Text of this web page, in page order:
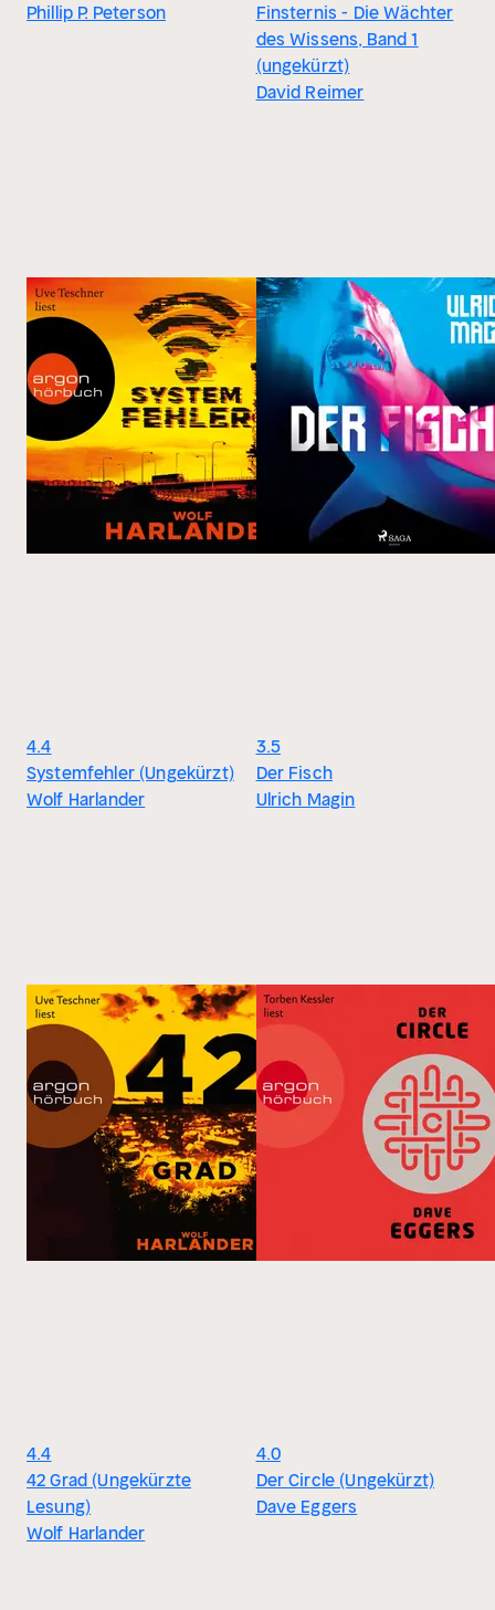
Phillip P. Peterson
Finsternis - Die Wächter
des Wissens, Band 1
(ungekürzt)
David Reimer
4.4
Systemfehler (Ungekürzt)
Wolf Harlander
3.5
Der Fisch
Ulrich Magin
4.4
42 Grad (Ungekürzte
Lesung)
Wolf Harlander
4.0
Der Circle (Ungekürzt)
Dave Eggers